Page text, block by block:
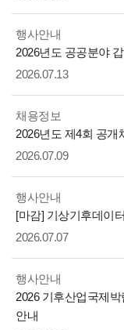
행사안내
제
목
2026년도 공공분야
2026.07.13
채용정보
제
목
2026년도 제4회 공개
2026.07.09
행사안내
제
목
[마감] 기상기후데이
2026.07.07
행사안내
제
목
2026 기후산업국제
안내